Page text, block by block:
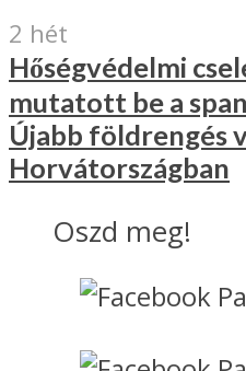
2 hét
Hőségvédelmi
mutatott be a
Újabb földrengés
Horvátországban
Oszd meg!